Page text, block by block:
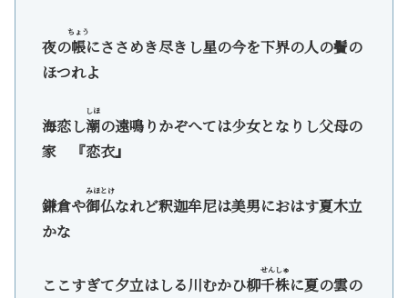
夜の帳
ちょう
にささめき尽きし星の今を下界の人の鬢の
ほつれよ
海恋し潮
しほ
の遠鳴りかぞへては少女となりし父母の
家 『恋衣』
鎌倉や御仏
みほとけ
なれど釈迦牟尼は美男におはす夏木立
かな
ここすぎて夕立はしる川むかひ柳千株
せんしゅ
に夏の雲の